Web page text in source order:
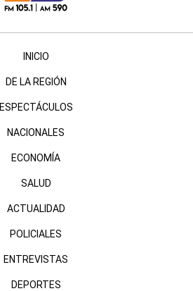
INICIO
DE LA REGIÓN
ESPECTÁCULOS
NACIONALES
ECONOMÍA
SALUD
ACTUALIDAD
POLICIALES
ENTREVISTAS
DEPORTES